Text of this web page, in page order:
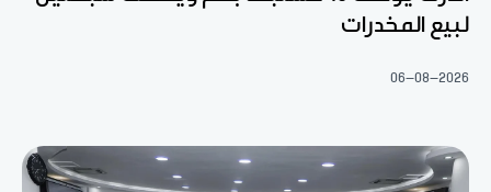
لبيع المخدرات
06-08-2026